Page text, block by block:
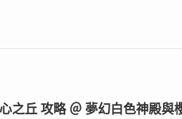
之丘 攻略 ＠ 夢幻白色神殿與